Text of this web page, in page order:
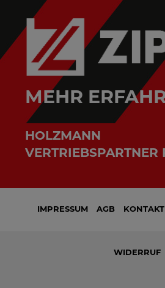
MEHR
HOLZMANN
VERTRIEBSPARTNER
IMPRESSUM AGB KONTAKT
WIDERRUF